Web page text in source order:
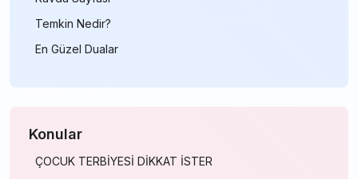
Temkin Nedir?
En Güzel Dualar
Konular
ÇOCUK TERBİYESİ DİKKAT İSTER